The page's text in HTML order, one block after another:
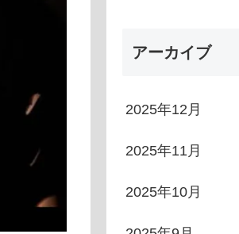
アーカイブ
2025年12月
2025年11月
2025年10月